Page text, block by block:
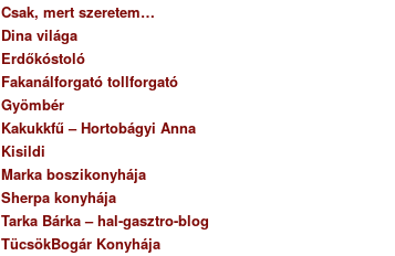
Csak, mert szeretem…
Dina világa
Erdőkóstoló
Fakanálforgató tollforgató
Gyömbér
Kakukkfű – Hortobágyi Anna
Kisildi
Marka boszikonyhája
Sherpa konyhája
Tarka Bárka – hal-gasztro-blog
TücsökBogár Konyhája